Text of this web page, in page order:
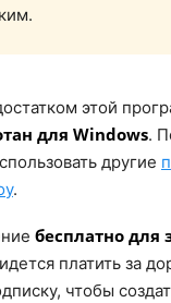
этой
для Windows.
другие
.
бесплатно для
платить за
чтобы